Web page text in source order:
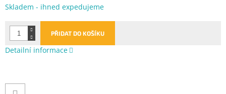
Měrná
Skladem - ihned expedujeme
PŘIDAT DO KOŠÍKU
Detailní informace